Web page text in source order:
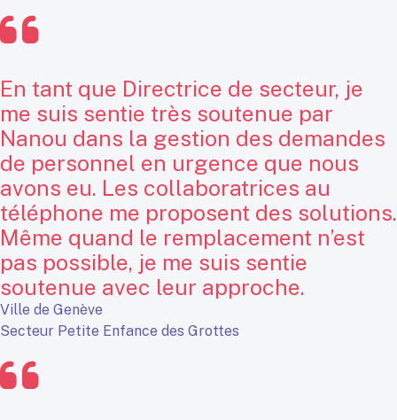
En tant que Directrice de secteur, je
me suis sentie très soutenue par
Nanou dans la gestion des demandes
de personnel en urgence que nous
avons eu. Les collaboratrices au
téléphone me proposent des solutions.
Même quand le remplacement n’est
pas possible, je me suis sentie
soutenue avec leur approche.
Ville de Genève
Secteur Petite Enfance des Grottes